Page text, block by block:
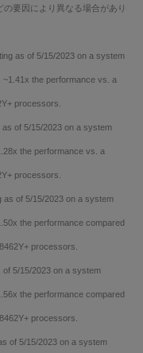
要因により異なる場合があり
as of 5/15/2023 on a system
the performance vs. a
processors.
of 5/15/2023 on a system
the performance vs. a
processors.
as of 5/15/2023 on a system
the performance compared
processors.
of 5/15/2023 on a system
the performance compared
processors.
of 5/15/2023 on a system